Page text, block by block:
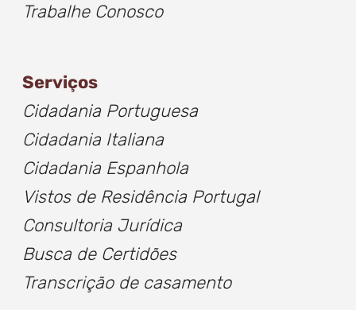
Trabalhe Conosco
Serviços
Cidadania Portuguesa
Cidadania Italiana
Cidadania Espanhola
Vistos de Residência Portugal
Consultoria Jurídica
Busca deCertidões
Transcrição de casamento